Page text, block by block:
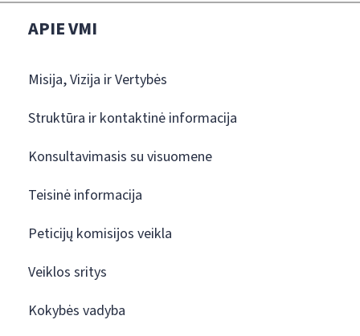
APIE VMI
Misija, Vizija ir Vertybės
Struktūra ir kontaktinė informacija
Konsultavimasis su visuomene
Teisinė informacija
Peticijų komisijos veikla
Veiklos sritys
Kokybės vadyba